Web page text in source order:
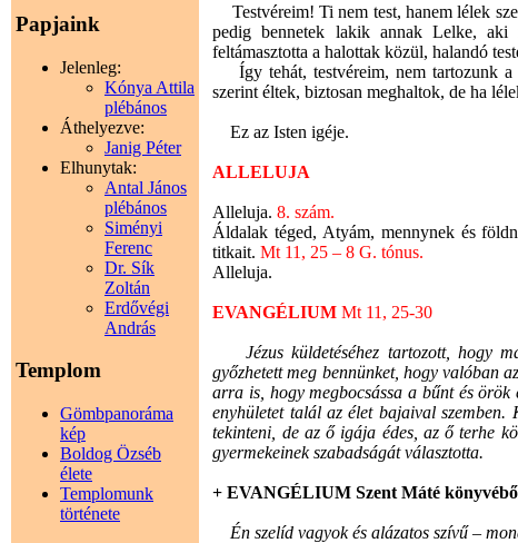
Papjaink
Jelenleg:
Kónya Attila
plébános
Áthelyezve:
Janig Péter
Elhunytak:
Antal János
plébános
Siményi
Ferenc
Dr. Sík
Zoltán
Erdővégi
András
Templom
Gömbpanoráma
kép
Boldog Özséb
élete
Templomunk
története
Testvéreim! Ti nem test, hanem lélek
pedig bennetek lakik annak Lelke, aki
feltámasztotta a halottak közül, halandó
Így tehát, testvéreim, nem tartozunk a
szerint éltek, biztosan meghaltok, de ha
Ez az Isten igéje.
ALLELUJA
Alleluja.8. szám.
Áldalak téged, Atyám, mennynek és
titkait.Mt 11, 25 – 8 G. tónus.
Alleluja.
EVANGÉLIUM Mt 11, 25-30
Jézus küldetéséhez tartozott, hogy
győzhetett meg bennünket, hogy valóban
arra is, hogy megbocsássa a bűnt és
enyhületet talál az élet bajaival szemben.
tekinteni, de az ő igája édes, az ő terhe
gyermekeinek szabadságát választotta.
+ EVANGÉLIUM Szent Máté
Én szelíd vagyok és alázatos szívű –